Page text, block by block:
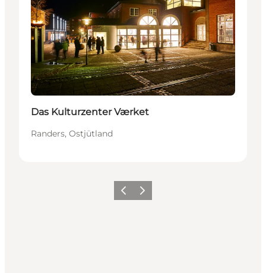
Das Kulturzenter Værket
Randers, Ostjütland
ZurückWeiter